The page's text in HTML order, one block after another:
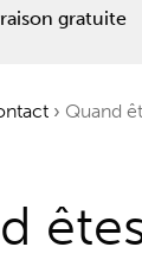
gratuite
› Quand